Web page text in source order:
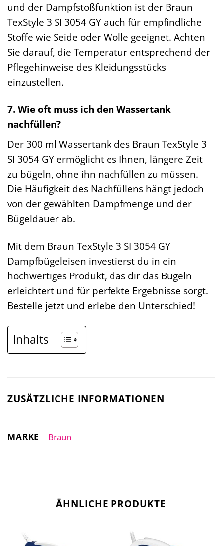
und der Dampfstoßfunktion ist der Braun
TexStyle 3 SI 3054 GY auch für empfindliche
Stoffe wie Seide oder Wolle geeignet. Achten
Sie darauf, die Temperatur entsprechend der
Pflegehinweise des Kleidungsstücks
einzustellen.
7. Wie oft muss ich den Wassertank
nachfüllen?
Der 300 ml Wassertank des Braun TexStyle 3
SI 3054 GY ermöglicht es Ihnen, längere Zeit
zu bügeln, ohne ihn nachfüllen zu müssen.
Die Häufigkeit des Nachfüllens hängt jedoch
von der gewählten Dampfmenge und der
Bügeldauer ab.
Mit dem Braun TexStyle 3 SI 3054 GY
Dampfbügeleisen investierst du in ein
hochwertiges Produkt, das dir das Bügeln
erleichtert und für perfekte Ergebnisse sorgt.
Bestelle jetzt und erlebe den Unterschied!
Inhalts
ZUSÄTZLICHE INFORMATIONEN
MARKE Braun
ÄHNLICHE PRODUKTE